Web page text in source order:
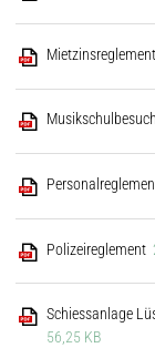
Mietzinsreglement
Polizeireglement
Schiessanlage
56,25 KB